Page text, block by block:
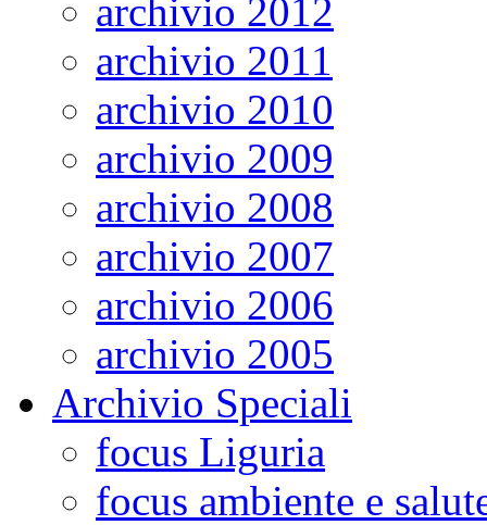
archivio 2012
archivio 2011
archivio 2010
archivio 2009
archivio 2008
archivio 2007
archivio 2006
archivio 2005
Archivio Speciali
focus Liguria
focus ambiente e